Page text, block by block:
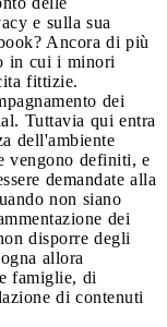
e sulla sua
Ancora di più
in cui i minori
fittizie.
dei
Tuttavia qui entra
dell'ambiente
vengono definiti, e
demandate alla
non siano
dei
disporre degli
allora
famiglie, di
di contenuti